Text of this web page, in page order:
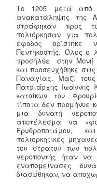
Το 1205 μετά από
ανακατάληψης της
στράφηκαν προς
πολιόρκησαν για
έφοδος ορίστηκε
Πεντηκοστής. Όλος ο
προσήλθε στην Μονή
και προσευχήθηκε
Παναγίας. Μαζί
Πατριάρχης Ιωάννης
κατοίκων του
τίποτα δεν προμήνυε
μια δυνατή
αποτέλεσμα να
Ερυθροποτάμου,
πολιορκητικές
του στρατού των
νεροποντής ήταν να
εναπομείνασες
διασώθηκαν, να